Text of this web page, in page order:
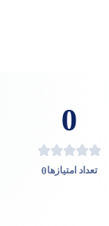
0
تعداد امتیازها0